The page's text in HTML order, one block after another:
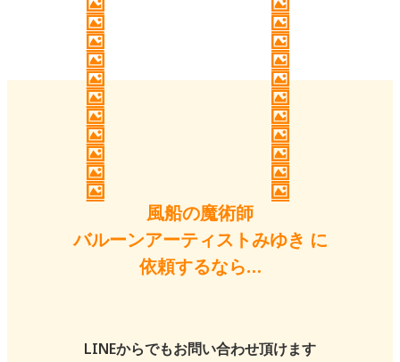
風船の魔術師
バルーンアーティストみゆき に
依頼するなら…
LINEからでもお問い合わせ頂けます